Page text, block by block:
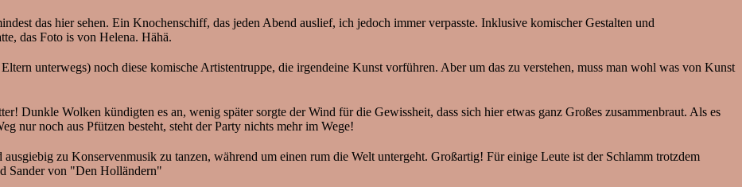
das hier sehen. Ein Knochenschiff, das jeden Abend auslief, ich jedoch immer verpasste. Inklusive komischer Gestalten und
das Foto is von Helena. Hähä.
unterwegs) noch diese komische Artistentruppe, die irgendeine Kunst vorführen. Aber um das zu verstehen, muss man wohl was von Kunst
Dunkle Wolken kündigten es an, wenig später sorgte der Wind für die Gewissheit, dass sich hier etwas ganz Großes zusammenbraut. Als es
nur noch aus Pfützen besteht, steht der Party nichts mehr im Wege!
zu Konservenmusik zu tanzen, während um einen rum die Welt untergeht. Großartig! Für einige Leute ist der Schlamm trotzdem
Sander von "Den Holländern"